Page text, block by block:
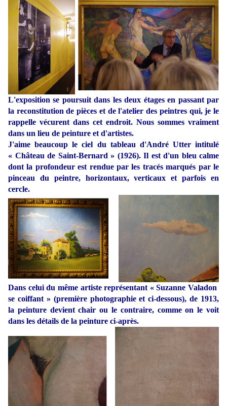
L'exposition se poursuit dans les deux étages en passant par
la reconstitution de pièces et de l'atelier des peintres qui, je le
rappelle vécurent dans cet endroit. Nous sommes vraiment
dans un lieu de peinture et d'artistes.
J'aime beaucoup le ciel du tableau d'André Utter intitulé
« Château de Saint-Bernard » (1926). Il est d'un bleu calme
dont la profondeur est rendue par les tracés marqués par le
pinceau du peintre, horizontaux, verticaux et parfois en
cercle.
Dans celui du même artiste représentant « Suzanne Valadon
se coiffant » (première photographie et ci-dessous), de 1913,
la peinture devient chair ou le contraire, comme on le voit
dans les détails de la peinture ci-après.